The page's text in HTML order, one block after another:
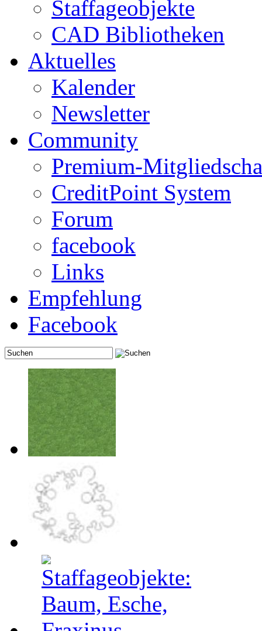
Staffageobjekte
CAD Bibliotheken
Aktuelles
Kalender
Newsletter
Community
Premium-
CreditPoint System
Forum
facebook
Links
Empfehlung
Facebook